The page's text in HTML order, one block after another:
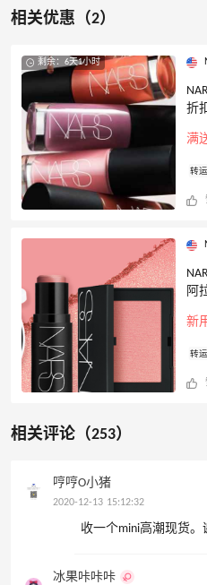
相关优惠（2）
剩余：6天1小时
折
满
转运
阿
新
转运
相关评论（253）
哼哼O小猪
2020-12-13 15:12:32
收一个mini高潮现货。
冰果咔咔咔